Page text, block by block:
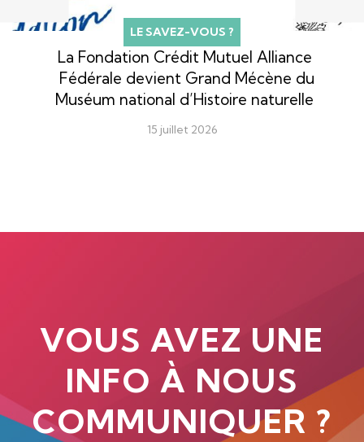
LE SAVEZ-VOUS ?
La Fondation Crédit Mutuel Alliance
Fédérale devient Grand Mécène du
Muséum national d’Histoire naturelle
15 juillet 2026
VOUS AVEZ UNE
INFO À NOUS
COMMUNIQUER ?